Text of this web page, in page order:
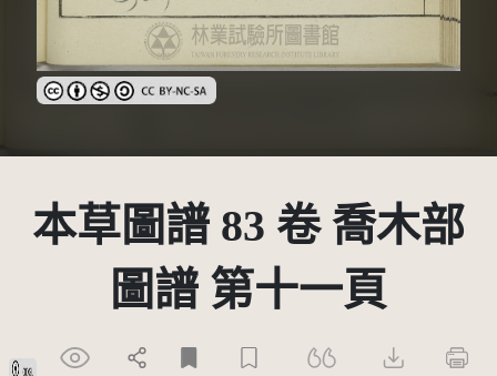
創用CC姓名標示-非商業性-相同方式分享 3.0 台灣及其後
本草圖譜 83 卷 喬木部
圖譜 第十一頁
政府資料開放授權條款-第1版(OGDL 1.0)